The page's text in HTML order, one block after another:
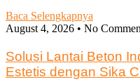
Baca Selengkapnya
August 4, 2026
No
Solusi Lantai Beton
Estetis dengan Sika